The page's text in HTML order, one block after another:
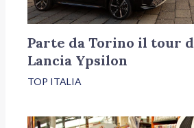
Parte da Torino il tour
Lancia Ypsilon
TOP ITALIA